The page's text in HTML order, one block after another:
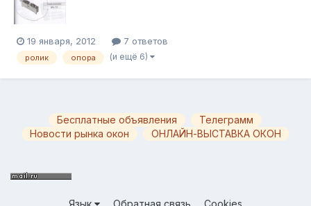
усиленный 8 RU/03 (с двумя колесиками,...
19 января, 2012 7 ответов
ролик опора (и ещё 6)
Бесплатные объявления
Телеграмм
Новости рынка окон
ОНЛАЙН-ВЫСТАВКА ОКОН